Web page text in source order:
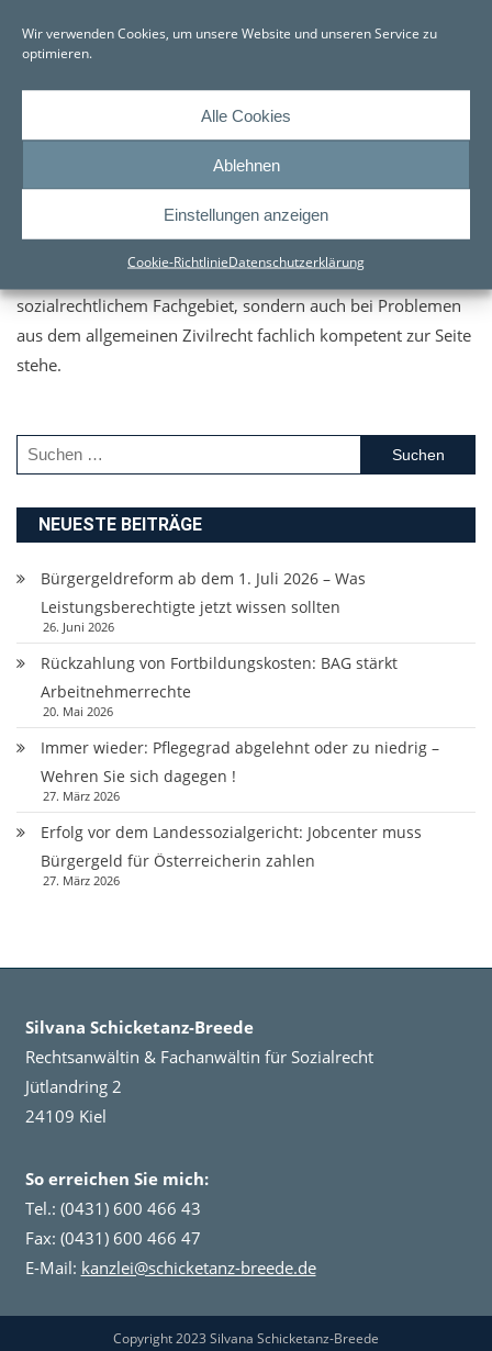
Wir verwenden Cookies, um unsere Website und unseren Service zu
optimieren.
Alle Cookies
Ablehnen
Einstellungen anzeigen
Cookie-RichtlinieDatenschutzerklärung
für Ihr Recht sogar vor dem Bundessozialgericht.
Viele sozialrechtliche Probleme führen oftmals auch zu
weiteren Problemen. Zahlt beispielsweise das Jobcenter
nicht oder kürzt Ihre Leistungen, so führt dies häufig zu
Mietrückständen und Schulden bei
Energieversorgungsunternehmen. Fristlose Kündigungen
oder die Einstellung der Energiezufuhr sind dann die Folge,
so dass ich meinen Mandanten nicht nur auf
sozialrechtlichem Fachgebiet, sondern auch bei Problemen
aus dem allgemeinen Zivilrecht fachlich kompetent zur Seite
stehe.
Suchen
nach:
NEUESTE BEITRÄGE
Bürgergeldreform ab dem 1. Juli 2026 – Was
Leistungsberechtigte jetzt wissen sollten
26. Juni 2026
Rückzahlung von Fortbildungskosten: BAG stärkt
Arbeitnehmerrechte
20. Mai 2026
Immer wieder: Pflegegrad abgelehnt oder zu niedrig –
Wehren Sie sich dagegen !
27. März 2026
Erfolg vor dem Landessozialgericht: Jobcenter muss
Bürgergeld für Österreicherin zahlen
27. März 2026
Silvana Schicketanz-Breede
Rechtsanwältin & Fachanwältin für Sozialrecht
Jütlandring 2
24109 Kiel
So erreichen Sie mich:
Tel.: (0431) 600 466 43
Fax: (0431) 600 466 47
E-Mail: kanzlei@schicketanz-breede.de
Copyright 2023 Silvana Schicketanz-Breede